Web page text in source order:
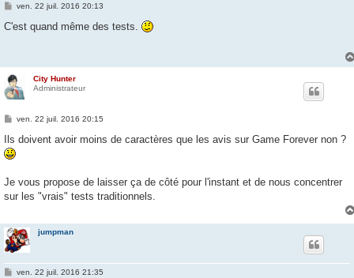
M
s
ven. 22 juil. 2016 20:13
C'est quand même des tests.
City Hunter
Administrateur
M
s
s
a
ven. 22 juil. 2016 20:15
Ils doivent avoir moins de caractères que les avis sur Game Forever non ?
Je vous propose de laisser ça de côté pour l'instant et de nous concentrer
sur les "vrais" tests traditionnels.
jumpman
Mven. 22 juil. 2016 21:35